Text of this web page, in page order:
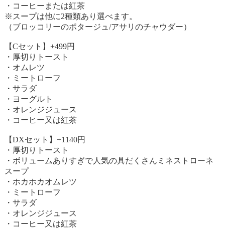
・コーヒーまたは紅茶
※スープは他に2種類あり選べます。
（ブロッコリーのポタージュ/アサリのチャウダー）
【Cセット】+499円
・厚切りトースト
・オムレツ
・ミートローフ
・サラダ
・ヨーグルト
・オレンジジュース
・コーヒー又は紅茶
【DXセット】+1140円
・厚切りトースト
・ボリュームありすぎで人気の具だくさんミネストローネ
スープ
・ホカホカオムレツ
・ミートローフ
・サラダ
・オレンジジュース
・コーヒー又は紅茶